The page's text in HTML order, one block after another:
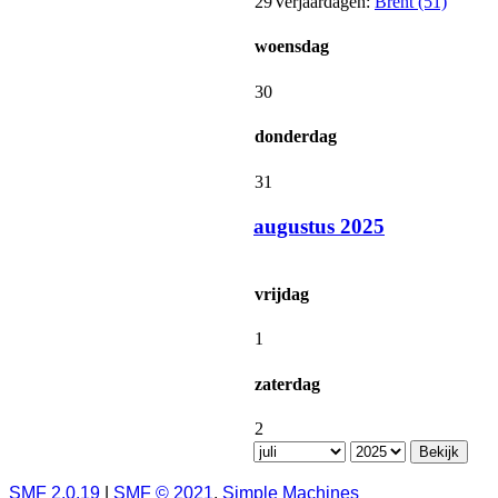
woensdag
30
donderdag
31
augustus 2025
vrijdag
1
zaterdag
2
SMF 2.0.19 SMF © 2021, Simple Machines